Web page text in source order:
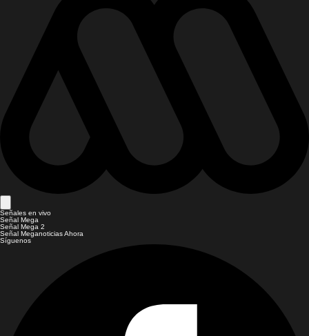
Señales en vivo
Señal Mega
Señal Mega 2
Señal Meganoticias Ahora
Síguenos